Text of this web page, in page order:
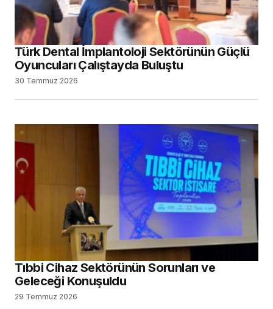
Türk Dental İmplantoloji Sektörünün Güçlü
Oyuncuları Çalıştayda Buluştu
30 Temmuz 2026
Tıbbi Cihaz Sektörünün Sorunları ve
Geleceği Konuşuldu
29 Temmuz 2026